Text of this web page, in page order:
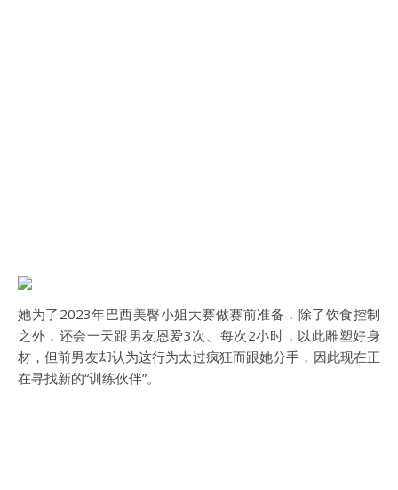
她为了2023年巴西美臀小姐大赛做赛前准备，除了饮食控制
之外，还会一天跟男友恩爱3次、每次2小时，以此雕塑好身
材，但前男友却认为这行为太过疯狂而跟她分手，因此现在正
在寻找新的“训练伙伴”。